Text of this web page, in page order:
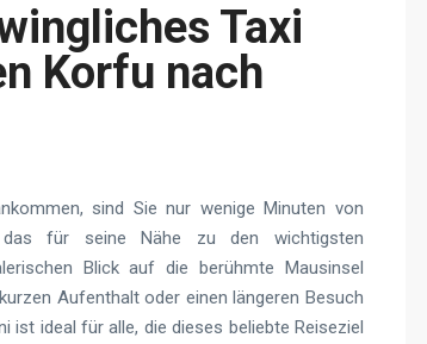
Taxi
Korfu nach
sind Sie nur wenige Minuten von
das für seine Nähe zu den wichtigsten
Blick auf die berühmte Mausinsel
Aufenthalt oder einen längeren Besuch
ist ideal für alle, die dieses beliebte Reiseziel